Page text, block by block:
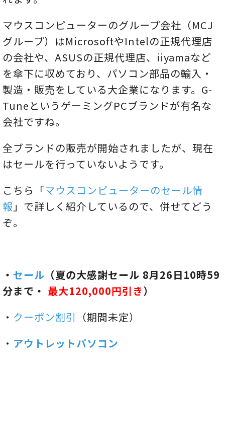
マウスコンピューターのグループ会社（MCJ
グループ）はMicrosoftやIntelの正規代理店
の会社や、ASUSの正規代理店、iiyamaなど
を傘下に収めており、パソコン部品の輸入・
製造・販売をしている大企業になります。G-
TuneというゲーミングPCブランドが有名な
会社ですね。
全ブランドの販売が開始されましたが、現在
はセールを行っていないようです。
こちら「マウスコンピューターのセール情
報 」で詳しく紹介しているので、併せてどう
ぞ。
・ セール （夏の大感謝セール 8月26日10時59
分まで・ 最大120,000円引き）
・ クーポン割引
（期間未定）
・ アウトレットパソコン